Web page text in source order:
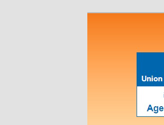
UfSS